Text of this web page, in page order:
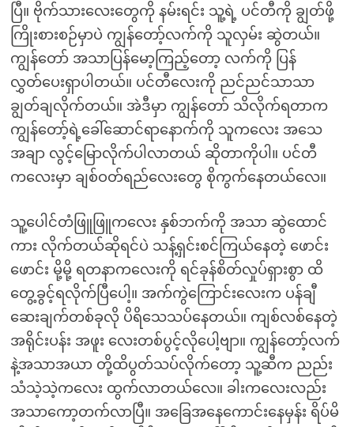
ပြီ။ ဗိုက်သားလေးတွေကို နမ်းရင်း သူ့ရဲ့ ပင်တီကို ချွတ်ဖို့
ကြိုးစားစဉ်မှာပဲ ကျွန်တော့်လက်ကို သူလှမ်း ဆွဲတယ်။
ကျွန်တော် အသာပြန်မော့ကြည့်တော့ လက်ကို ပြန်
လွှတ်ပေးရှာပါတယ်။ ပင်တီလေးကို ညင်ညင်သာသာ
ချွတ်ချလိုက်တယ်။ အဲဒီမှာ ကျွန်တော် သိလိုက်ရတာက
ကျွန်တော့်ရဲ့ခေါ်ဆောင်ရာနောက်ကို သူကလေး အသေ
အချာ လွင့်မြောလိုက်ပါလာတယ် ဆိုတာကိုပါ။ ပင်တီ
ကလေးမှာ ချစ်ဝတ်ရည်လေးတွေ စိုကွက်နေတယ်လေ။
သူ့ပေါင်တံဖြူဖြူကလေး နှစ်ဘက်ကို အသာ ဆွဲထောင်
ကား လိုက်တယ်ဆိုရင်ပဲ သန့်ရှင်းစင်ကြယ်နေတဲ့ ဖောင်း
ဖောင်း မို့မို့ ရတနာကလေးကို ရင်ခုန်စိတ်လှုပ်ရှားစွာ ထိ
တွေ့ခွင့်ရလိုက်ပြီပေါ့။ အက်ကွဲကြောင်းလေးက ပန်ချီ
ဆေးချက်တစ်ခုလို ပိရိသေသပ်နေတယ်။ ကျစ်လစ်နေတဲ့
အရိုင်းပန်း အဖူး လေးတစ်ပွင့်လိုပေါ့ဗျာ။ ကျွန်တော့်လက်
နဲ့အသာအယာ တို့ထိပွတ်သပ်လိုက်တော့ သူ့ဆီက ညည်း
သံသဲ့သဲ့ကလေး ထွက်လာတယ်လေ။ ခါးကလေးလည်း
အသာကော့တက်လာပြီ။ အခြေအနေကောင်းနေမှန်း ရိပ်မိ